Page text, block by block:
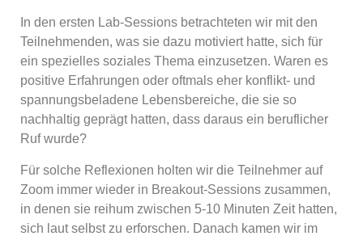
In den ersten Lab-Sessions betrachteten wir mit den
Teilnehmenden, was sie dazu motiviert hatte, sich für
ein spezielles soziales Thema einzusetzen. Waren es
positive Erfahrungen oder oftmals eher konflikt- und
spannungsbeladene Lebensbereiche, die sie so
nachhaltig geprägt hatten, dass daraus ein beruflicher
Ruf wurde?
Für solche Reflexionen holten wir die Teilnehmer auf
Zoom immer wieder in Breakout-Sessions zusammen,
in denen sie reihum zwischen 5-10 Minuten Zeit hatten,
sich laut selbst zu erforschen. Danach kamen wir im